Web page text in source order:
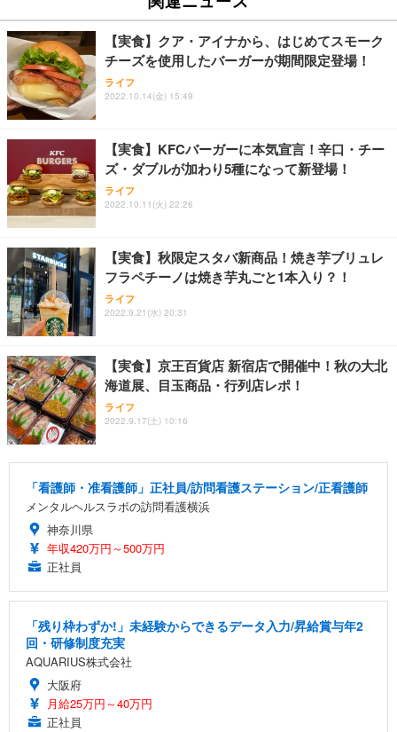
【実食】クア・アイナから、はじめてスモーク
チーズを使用したバーガーが期間限定登場！
ライフ
2022.10.14(金) 15:49
【実食】KFCバーガーに本気宣言！辛口・チー
ズ・ダブルが加わり5種になって新登場！
ライフ
2022.10.11(火) 22:26
【実食】秋限定スタバ新商品！焼き芋ブリュレ
フラペチーノは焼き芋丸ごと1本入り？！
ライフ
2022.9.21(水) 20:31
【実食】京王百貨店 新宿店で開催中！秋の大北
海道展、目玉商品・行列店レポ！
ライフ
2022.9.17(土) 10:16
「看護師・准看護師」正社員/訪問看護ステーション/正看護師
メンタルヘルスラボの訪問看護横浜
神奈川県
年収420万円～500万円
正社員
「残り枠わずか!」未経験からできるデータ入力/昇給賞与年2
回・研修制度充実
AQUARIUS株式会社
大阪府
月給25万円～40万円
正社員